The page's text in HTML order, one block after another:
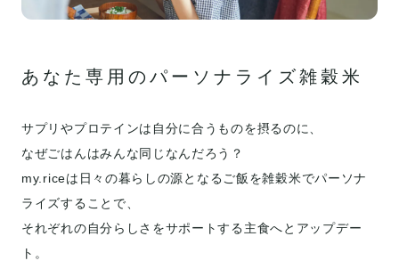
あなた専用のパーソナライズ雑穀米
サプリやプロテインは自分に合うものを摂るのに、
なぜごはんはみんな同じなんだろう？
my.riceは日々の暮らしの源となるご飯を雑穀米でパーソナ
ライズすることで、
それぞれの自分らしさをサポートする主食へとアップデー
ト。